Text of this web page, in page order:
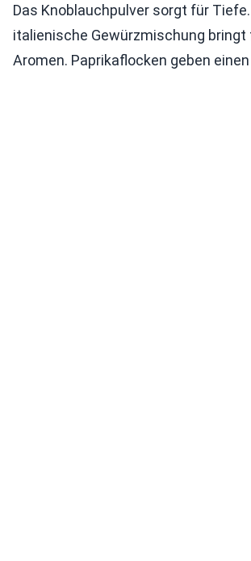
Das Knoblauchpulver sorgt für Tiefe.
italienische Gewürzmischung bringt
Aromen. Paprikaflocken geben